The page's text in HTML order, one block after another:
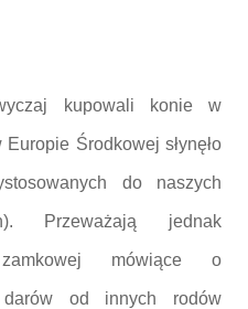
kupowali konie w
Środkowej słynęło
do naszych
Przeważają jednak
mówiące o
od innych rodów